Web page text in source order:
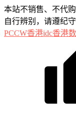
本站不销售、不代
自行辨别，请遵纪
PCCW香港idc香港